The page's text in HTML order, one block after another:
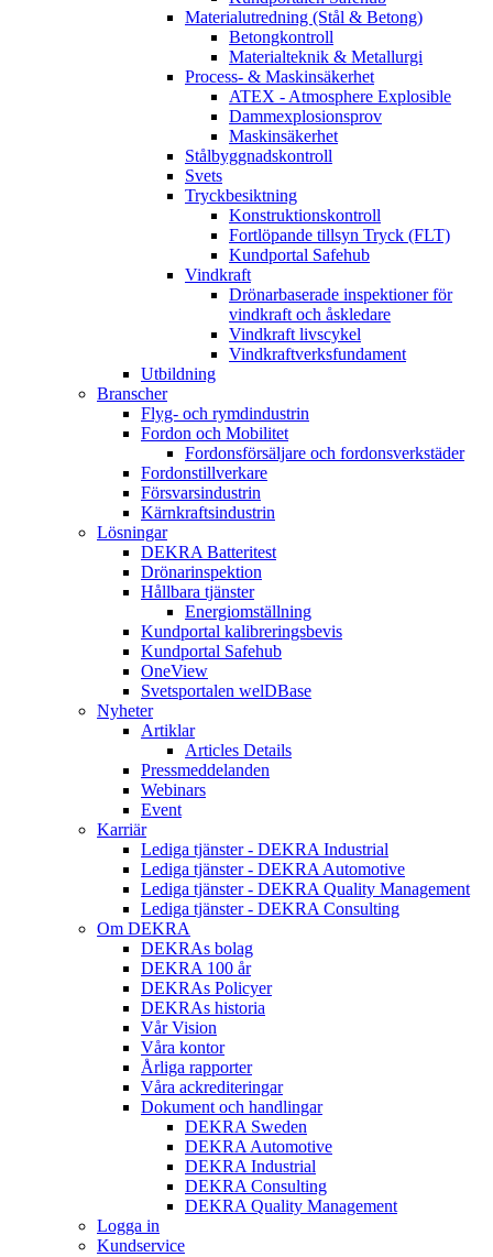
Materialutredning (Stål & Betong)
Betongkontroll
Materialteknik & Metallurgi
Process- & Maskinsäkerhet
ATEX - Atmosphere Explosible
Dammexplosionsprov
Maskinsäkerhet
Stålbyggnadskontroll
Svets
Tryckbesiktning
Konstruktionskontroll
Fortlöpande tillsyn Tryck (FLT)
Kundportal Safehub
Vindkraft
Drönarbaserade inspektioner för
vindkraft och åskledare
Vindkraft livscykel
Vindkraftverksfundament
Utbildning
Branscher
Flyg- och rymdindustrin
Fordon och Mobilitet
Fordonsförsäljare och fordonsverkstäder
Fordonstillverkare
Försvarsindustrin
Kärnkraftsindustrin
Lösningar
DEKRA Batteritest
Drönarinspektion
Hållbara tjänster
Energiomställning
Kundportal kalibreringsbevis
Kundportal Safehub
OneView
Svetsportalen welDBase
Nyheter
Artiklar
Articles Details
Pressmeddelanden
Webinars
Event
Karriär
Lediga tjänster - DEKRA Industrial
Lediga tjänster - DEKRA Automotive
Lediga tjänster - DEKRA Quality Management
Lediga tjänster - DEKRA Consulting
Om DEKRA
DEKRAs bolag
DEKRA 100 år
DEKRAs Policyer
DEKRAs historia
Vår Vision
Våra kontor
Årliga rapporter
Våra ackrediteringar
Dokument och handlingar
DEKRA Sweden
DEKRA Automotive
DEKRA Industrial
DEKRA Consulting
DEKRA Quality Management
Logga in
Kundservice